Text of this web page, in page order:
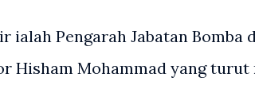
ialah Pengarah Jabatan Bomba
Hisham Mohammad yang